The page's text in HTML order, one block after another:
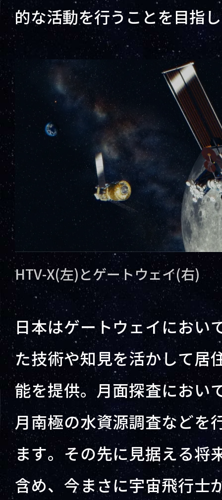
的な活動を行うことを目指
HTV-X(左)とゲートウェイ(右)
日本はゲートウェイにおい
た技術や知見を活かして居
能を提供。月面探査におい
月南極の水資源調査などを
ます。その先に見据える将
含め、今まさに宇宙飛行士